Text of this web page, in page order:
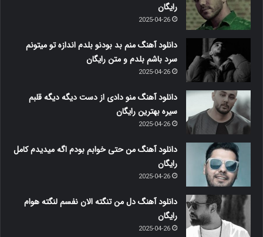
رایگان
2025-04-26
دانلود آهنگ منم بد بودنو بلدم اندازه تو میتونم
سرد باشم بلدم و متن رایگان
2025-04-26
دانلود آهنگ منو دادی از دست دیگه دیگه قلبم
سیره بهترین رایگان
2025-04-26
دانلود آهنگ من حتی خوابم بودم اگه میدیدم کامل
رایگان
2025-04-26
دانلود آهنگ دل من تنگته الان نفسم لنگته هوام
رایگان
2025-04-26